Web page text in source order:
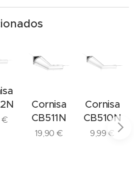
€
Cornisa
CB511N
19,90 €
Cornisa
CB510N
9,99€